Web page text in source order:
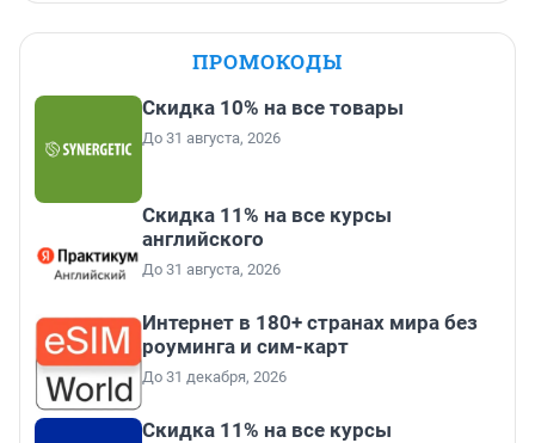
ПРОМОКОДЫ
Скидка 10% на все товары
До 31 августа, 2026
Скидка 11% на все курсы
английского
До 31 августа, 2026
Интернет в 180+ странах мира без
роуминга и сим-карт
До 31 декабря, 2026
Скидка 11% на все курсы